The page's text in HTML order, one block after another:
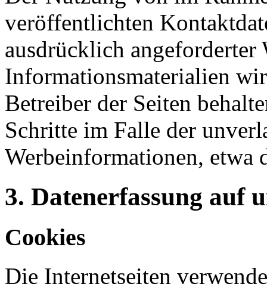
veröffentlichten
ausdrücklich angeforderter
Informationsmaterialien
Betreiber der Seiten
Schritte im Falle der
Werbeinformationen, etwa
3. Datenerfassung auf
Cookies
Die Internetseiten